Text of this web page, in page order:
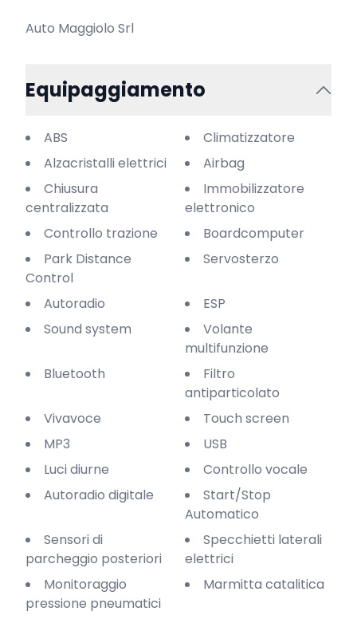
Auto Maggiolo Srl
Equipaggiamento
ABS
Climatizzatore
Alzacristalli elettrici
Airbag
Chiusura
centralizzata
Immobilizzatore
elettronico
Controllo trazione
Boardcomputer
Park Distance
Control
Servosterzo
Autoradio
ESP
Sound system
Volante
multifunzione
Bluetooth
Filtro
antiparticolato
Vivavoce
Touch screen
MP3
USB
Luci diurne
Controllo vocale
Autoradio digitale
Start/Stop
Automatico
Sensori di
parcheggio posteriori
Specchietti laterali
elettrici
Monitoraggio
pressione pneumatici
Marmitta catalitica